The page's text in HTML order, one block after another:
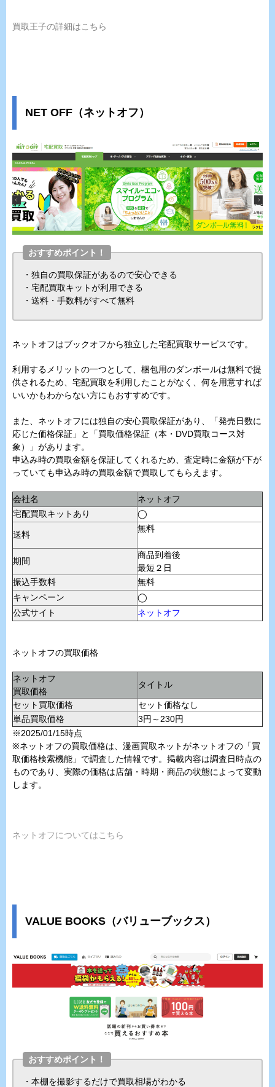
買取王子の詳細はこちら
NET OFF（ネットオフ）
おすすめポイント！
・独自の買取保証があるので安心できる
・宅配買取キットが利用できる
・送料・手数料がすべて無料
ネットオフはブックオフから独立した宅配買取サービスです。
利用するメリットの一つとして、梱包用のダンボールは無料で提
供されるため、宅配買取を利用したことがなく、何を用意すれば
いいかもわからない方にもおすすめです。
また、ネットオフには独自の安心買取保証があり、「発売日数に
応じた価格保証」と「買取価格保証（本・DVD買取コース対
象）」があります。
申込み時の買取金額を保証してくれるため、査定時に金額が下が
っていても申込み時の買取金額で買取してもらえます。
会社名
ネットオフ
宅配買取キットあり
◯
送料
無料
期間
商品到着後
最短２日
振込手数料
無料
キャンペーン
◯
公式サイト
ネットオフ
ネットオフの買取価格
ネットオフ
買取価格
タイトル
セット買取価格
セット価格なし
単品買取価格
3円～230円
※2025/01/15時点
※ネットオフの買取価格は、漫画買取ネットがネットオフの「買
取価格検索機能」で調査した情報です。掲載内容は調査日時点の
ものであり、実際の価格は店舗・時期・商品の状態によって変動
します。
ネットオフについてはこちら
VALUE BOOKS（バリューブックス）
おすすめポイント！
・本棚を撮影するだけで買取相場がわかる